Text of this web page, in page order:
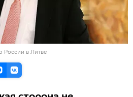
России в Литве